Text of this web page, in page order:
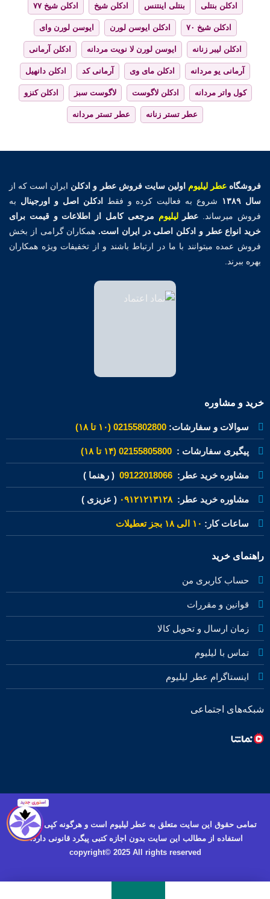
ادکلن بنتلی بنتلی اینتنس ادکلن شیخ ادکلن شیخ ۷۷
ادکلن شیخ ۷۰ ادکلن ایوسن لورن ایوسن لورن وای
ادکلن لیبر زنانه ایوسن لورن لا نویت مردانه ادکلن آرمانی
آرمانی یو مردانه ادکلن مای وی آرمانی کد ادکلن دانهیل
کول واتر مردانه ادکلن لاگوست لاگوست سبز ادکلن کنزو
عطر تستر زنانه عطر تستر مردانه
فروشگاهعطر لیلیوم اولین سایت فروش عطر و ادکلن ایران است که از
سال ۱۳۸۹
شروع به فعالیت کرده و فقط ادکلن اصل و اورجینال به
فروش میرساند. عطرلیلیوم مرجعی کامل از اطلاعات و قیمت برای
خرید انواع عطر و ادکلن اصلی در ایران است. همکاران گرامی از بخش
فروش عمده میتوانند با ما در ارتباط باشند و از تخفیفات ویژه همکاران
بهره ببرند.
خرید و مشاوره
سوالات و سفارشات: 02155802800 (۱۰ تا ۱۸)
پیگیری سفارشات : 02155805800 (۱۴ تا ۱۸)
مشاوره خرید عطر: 09122018066 ( رهنما )
مشاوره خرید عطر:۰۹۱۲۱۲۱۳۱۲۸ ( عزیزی )
ساعات کار: ۱۰ الی ۱۸ بجز تعطیلات
راهنمای خرید
حساب کاربری من
قوانین و مقررات
زمان ارسال و تحویل کالا
تماس با لیلیوم
اینستاگرام عطر لیلیوم
شبکه‌های اجتماعی
تمامی حقوق این سایت متعلق به عطر لیلیوم است و هرگونه کپی برداری و
استفاده از مطالب این سایت بدون اجازه کتبی پیگرد قانونی دارد.
copyright© 2025 All rights reserved